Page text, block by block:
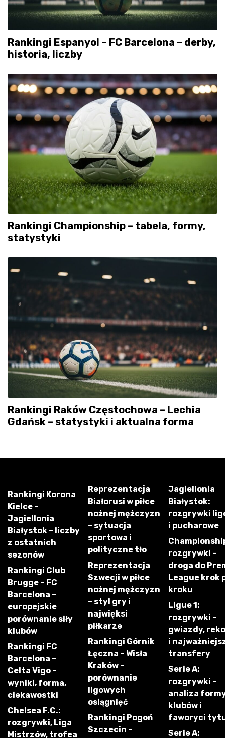
Rankingi Espanyol – FC Barcelona – derby,
historia, liczby
Rankingi Championship – tabela, formy,
statystyki
Rankingi Raków Częstochowa – Lechia
Gdańsk – statystyki i aktualna forma
Rankingi Korona
Kielce –
Jagiellonia
Białystok – liczby
z ostatnich
sezonów
Rankingi Club
Brugge – FC
Barcelona –
europejskie
porównanie siły
klubów
Rankingi FC
Barcelona –
Celta Vigo –
wyniki, forma,
ciekawostki
Chelsea F.C.:
rozgrywki, Liga
Mistrzów, trofea
Reprezentacja
Białorusi w piłce
nożnej mężczyzn
– sytuacja
sportowa i
polityczne tło
Reprezentacja
Szwecji w piłce
nożnej mężczyzn
– styl gry i
najwięksi
piłkarze
Rankingi Górnik
Łęczna – Wisła
Kraków –
porównanie
ligowych
osiągnięć
Rankingi Pogoń
Szczecin –
Jagiellonia
Białystok:
rozgrywki
i pucharowe
rozgrywki –
droga do
League krok
kroku
Ligue 1:
rozgrywki –
gwiazdy,
i
transfery
Serie A:
rozgrywki –
analiza
klubów i
faworyci
Serie A: